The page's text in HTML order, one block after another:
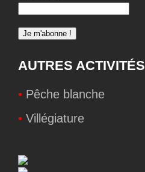
AUTRES ACTIVITÉS
• Pêche blanche
• Villégiature